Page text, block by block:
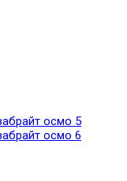
осмо 5
осмо 6